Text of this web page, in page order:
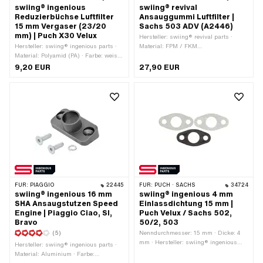
swiing® ingenious
Reduzierbüchse Luftfilter
15 mm Vergaser (23/20
mm) | Puch X30 Velux
Hersteller: swiing® ingenious parts ·
Material: Polyamid (PA) · Farbe: weiss
· Ø aussen: 23 mm · Ø innen: 20 mm
9,20 EUR
swiing® revival
Ansauggummi Luftfilter |
Sachs 503 ADV (A2446)
Hersteller: swiing® revival parts ·
Material: FPM / FKM
Viton) · Ø innen: 19 mm · Ø innen: 27
27,90 EUR
FÜR: PIAGGIO 22445
swiing® ingenious 16 mm
SHA Ansaugstutzen Speed
Engine | Piaggio Ciao, SI,
Bravo
(5)
Hersteller: swiing® ingenious parts ·
Material: Aluminium · Farbe:
FÜR: PUCH · SACHS 34724
swiing® ingenious 4 mm
Einlassdichtung 15 mm |
Puch Velux / Sachs 502,
50/2, 503
Nenndurchmesser: 15 mm · Dicke: 4
mm · Hersteller: swiing® ingenious